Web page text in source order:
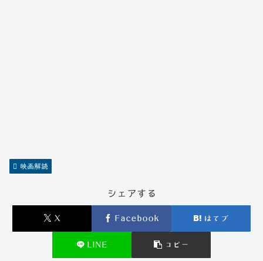
映画解読
シェアする
X Facebook はてブ
LINE コピー